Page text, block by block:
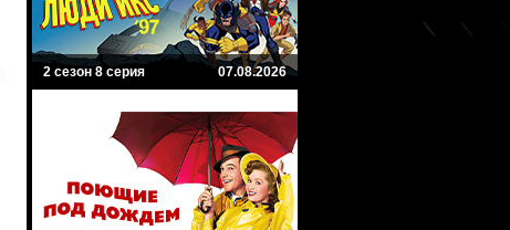
2 сезон 8 серия 07.08.2026